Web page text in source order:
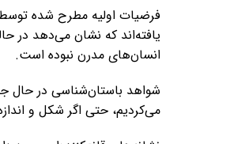
فرضیات اولیه مطرح شده
یافته‌اند که نشان می‌دهد در
انسان‌های مدرن نبوده است.
شواهد باستان‌شناسی در حال
می‌کردیم، حتی اگر شکل و